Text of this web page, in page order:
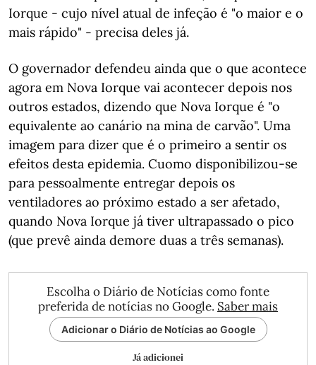
Iorque - cujo nível atual de infeção é "o maior e o
mais rápido" - precisa deles já.
O governador defendeu ainda que o que acontece
agora em Nova Iorque vai acontecer depois nos
outros estados, dizendo que Nova Iorque é "o
equivalente ao canário na mina de carvão". Uma
imagem para dizer que é o primeiro a sentir os
efeitos desta epidemia. Cuomo disponibilizou-se
para pessoalmente entregar depois os
ventiladores ao próximo estado a ser afetado,
quando Nova Iorque já tiver ultrapassado o pico
(que prevê ainda demore duas a três semanas).
Escolha o Diário de Notícias como fonte
preferida de notícias no Google. Saber mais
Adicionar o Diário de Notícias ao Google
Já adicionei